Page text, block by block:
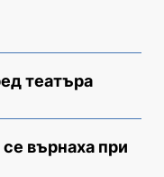
театъра
се върнаха при